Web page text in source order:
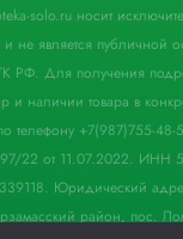
solo.ru носит
не является публичной
РФ. Для получения
и наличии товара в
телефону +7(987)755-
22 от 11.07.2022. ИНН
Юридический
район, пос.